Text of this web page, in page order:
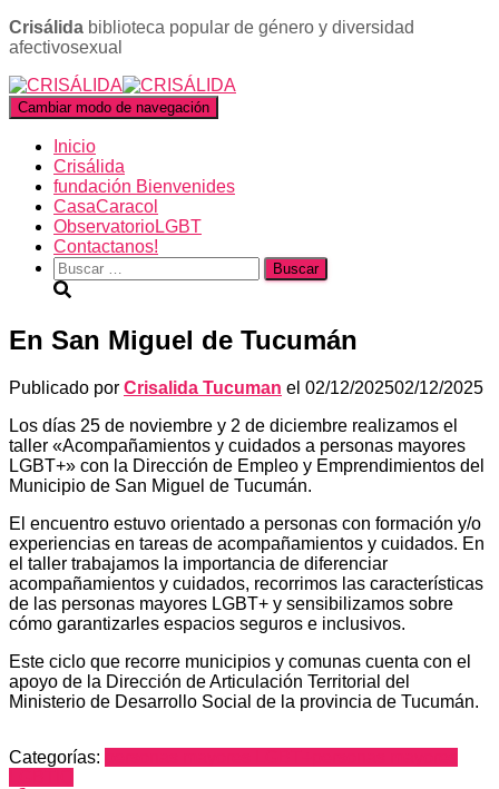
Crisálida biblioteca popular de género y diversidad
afectivosexual
Cambiar modo de navegación
Inicio
Crisálida
fundación Bienvenides
CasaCaracol
ObservatorioLGBT
Contactanos!
Buscar:
En San Miguel de Tucumán
Publicado por Crisalida Tucuman el 02/12/202502/12/2025
Los días 25 de noviembre y 2 de diciembre realizamos el
taller «Acompañamientos y cuidados a personas mayores
LGBT+» con la Dirección de Empleo y Emprendimientos del
Municipio de San Miguel de Tucumán.
El encuentro estuvo orientado a personas con formación y/o
experiencias en tareas de acompañamientos y cuidados. En
el taller trabajamos la importancia de diferenciar
acompañamientos y cuidados, recorrimos las características
de las personas mayores LGBT+ y sensibilizamos sobre
cómo garantizarles espacios seguros e inclusivos.
Este ciclo que recorre municipios y comunas cuenta con el
apoyo de la Dirección de Articulación Territorial del
Ministerio de Desarrollo Social de la provincia de Tucumán.
Categorías: